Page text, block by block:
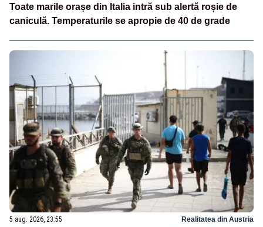
Toate marile orașe din Italia intră sub alertă roșie de
caniculă. Temperaturile se apropie de 40 de grade
5 aug. 2026, 23:55 Realitatea din Austria